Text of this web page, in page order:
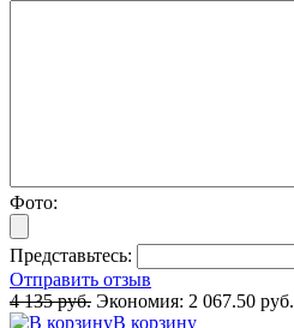
Фото:
Представьтесь:
Отправить отзыв
4 135 руб. Экономия: 2 067.50 руб.
В корзину